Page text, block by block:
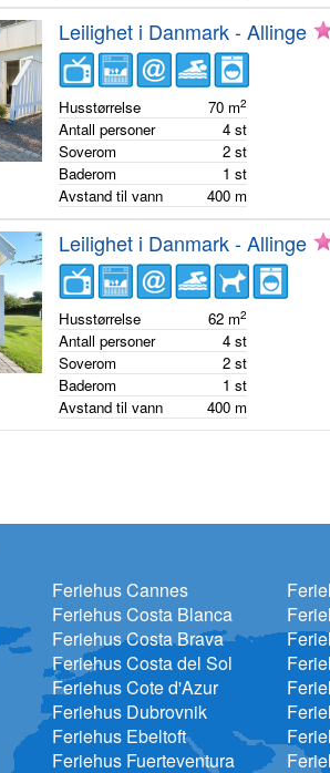
Leilighet i Danmark - Allinge
Husstørrelse 70 m2
Antall personer 4 st
Soverom
2 st
Baderom
1 st
Avstand til vann
400 m
Leilighet i Danmark - Allinge
Husstørrelse 62 m2
Antall personer 4 st
Soverom
2 st
Baderom
1 st
Avstand til vann
400 m
Feriehus Cannes
Feriehus Costa Blanca
Feriehus Costa Brava
Feriehus Costa del Sol
Feriehus Cote d'Azur
Feriehus Dubrovnik
Feriehus Ebeltoft
Feriehus Fuerteventura